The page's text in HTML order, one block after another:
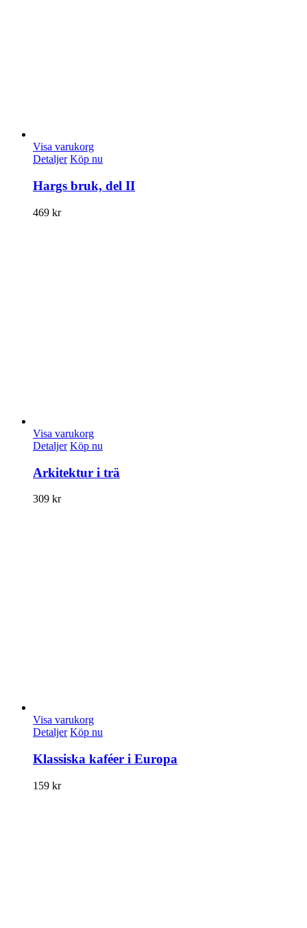
Visa varukorg
Detaljer Köp nu
Hargs bruk, del II
469 kr
Visa varukorg
Detaljer Köp nu
Arkitektur i trä
309 kr
Visa varukorg
Detaljer Köp nu
Klassiska kaféer i Europa
159 kr